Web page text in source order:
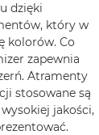
dzięki
który w
kolorów. Co
zapewnia
Atramenty
stosowane są
jakości,